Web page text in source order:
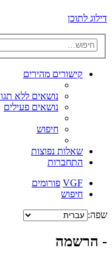
דילוג לתוכן
קישורים מהירים
נושאים ללא
נושאים פעילים
חיפוש
שאלות נפוצות
התחברות
VGF פורומים
חיפוש
שפה:
- הרשמה